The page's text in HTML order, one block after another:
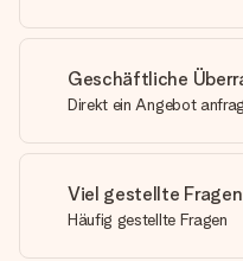
Geschäftliche
Direkt ein Angebot
Viel gestellte Fragen
Häufig gestellte Fragen